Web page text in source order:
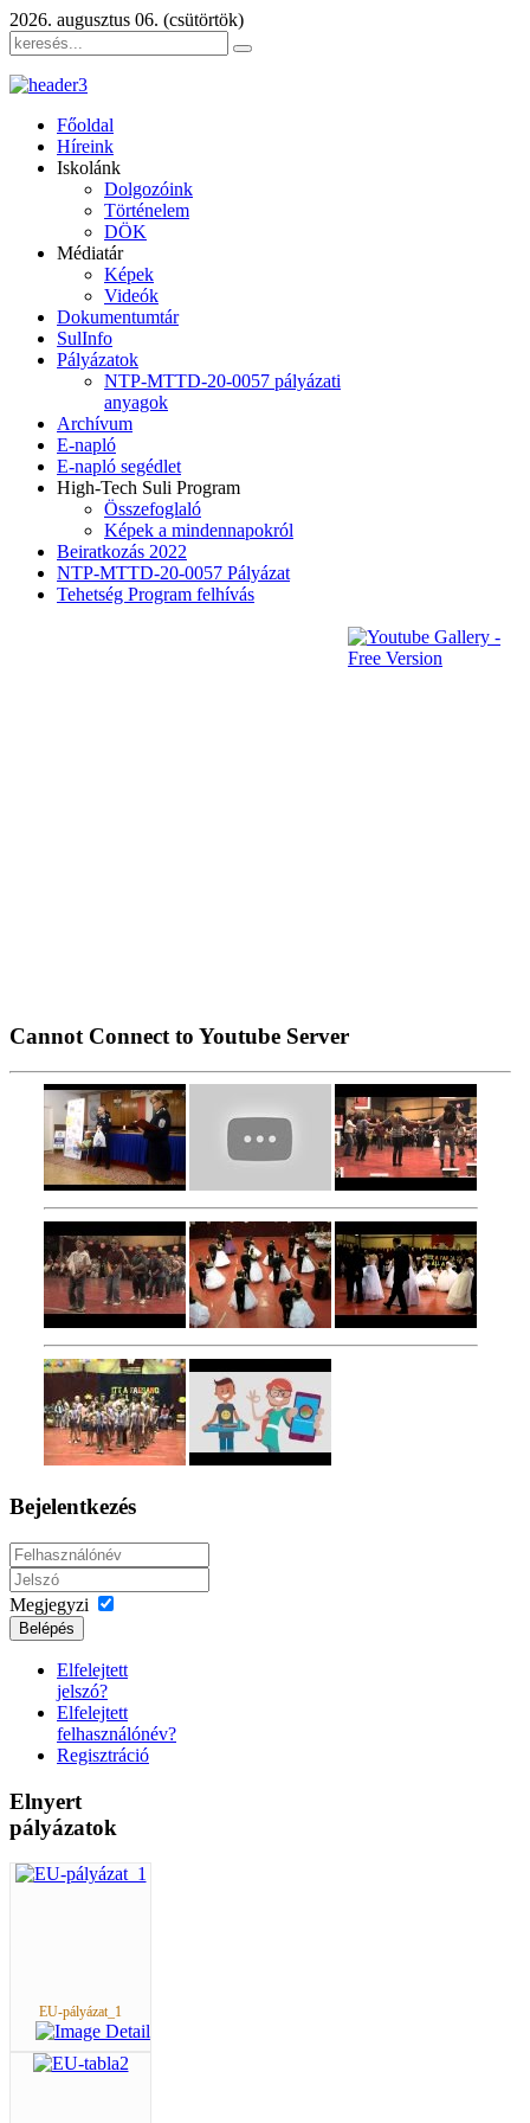
2026. augusztus 06. (csütörtök)
Főoldal
Híreink
Iskolánk
Dolgozóink
Történelem
DÖK
Médiatár
Képek
Videók
Dokumentumtár
SulInfo
Pályázatok
NTP-MTTD-20-0057 pályázati
anyagok
Archívum
E-napló
E-napló segédlet
High-Tech Suli Program
Összefoglaló
Képek a mindennapokról
Beiratkozás 2022
NTP-MTTD-20-0057 Pályázat
Tehetség Program felhívás
Cannot Connect to Youtube Server
Bejelentkezés
Megjegyzi
Belépés
Elfelejtett
jelszó?
Elfelejtett
felhasználónév?
Regisztráció
Elnyert
pályázatok
EU-pályázat_1